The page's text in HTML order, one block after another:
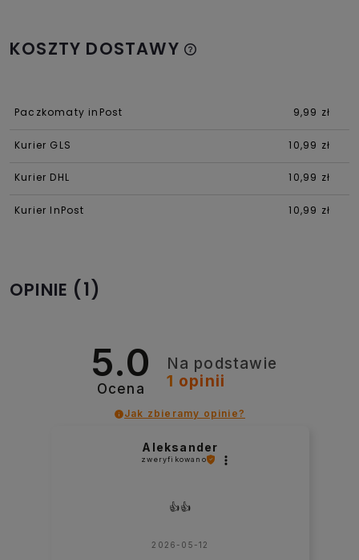
KOSZTY DOSTAWY
Paczkomaty inPost 9,99 zł
Kurier GLS 10,99 zł
Kurier DHL 10,99 zł
Kurier InPost 10,99 zł
OPINIE (1)
5.0
Ocena
Na podstawie
1 opinii
Jak zbieramy opinie?
Aleksander
zweryfikowano
👍️👍️
2026-05-12